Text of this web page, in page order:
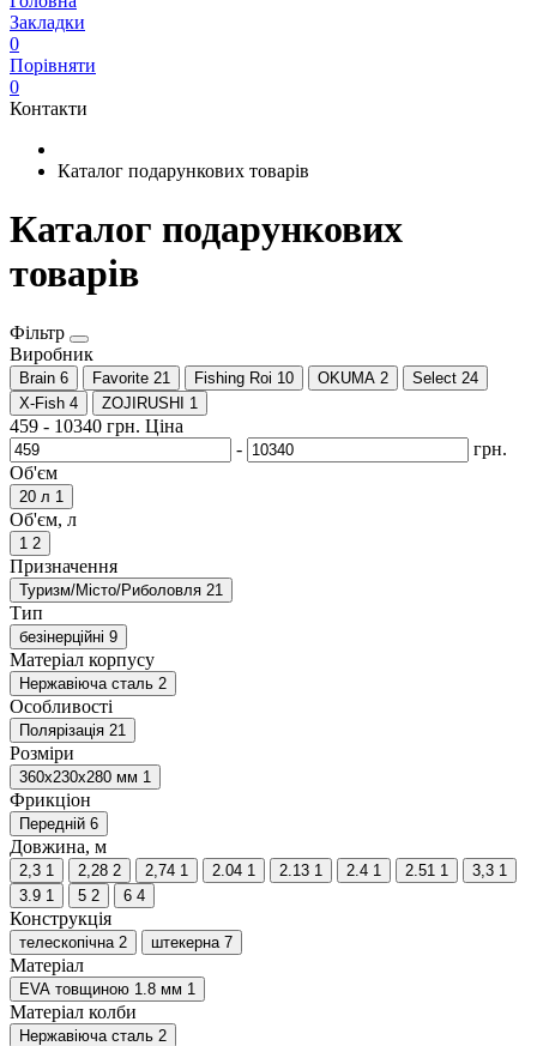
Закладки
0
Порівняти
0
Контакти
Каталог подарункових товарів
Каталог подарункових
товарів
Фільтр
Виробник
Brain 6 Favorite 21 Fishing Roi 10 OKUMA 2 Select 24
X-Fish 4 ZOJIRUSHI 1
459 - 10340 грн. Ціна
-
грн.
Об'єм
20 л 1
Об'єм, л
1 2
Призначення
Туризм/Місто/Риболовля 21
Тип
безінерційні 9
Матеріал корпусу
Нержавіюча сталь 2
Особливості
Полярізація 21
Розміри
360x230x280 мм 1
Фрикціон
Передній 6
Довжина, м
2,3 1 2,28 2 2,74 1 2.04 1 2.13 1 2.4 1 2.51 1 3,3 1
3.9 1 5 2 6 4
Конструкція
телескопічна 2 штекерна 7
Матеріал
EVA товщиною 1.8 мм 1
Матеріал колби
Нержавіюча сталь 2